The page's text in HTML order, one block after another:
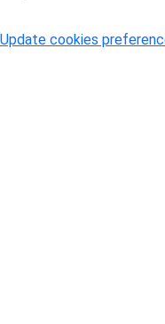
Update cookies